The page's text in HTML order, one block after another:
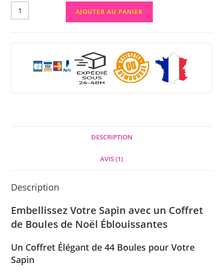
AJOUTER AU PANIER
DESCRIPTION
AVIS (1)
Description
Embellissez Votre Sapin avec un Coffret
de Boules de Noël Éblouissantes
Un Coffret Élégant de 44 Boules pour Votre
Sapin